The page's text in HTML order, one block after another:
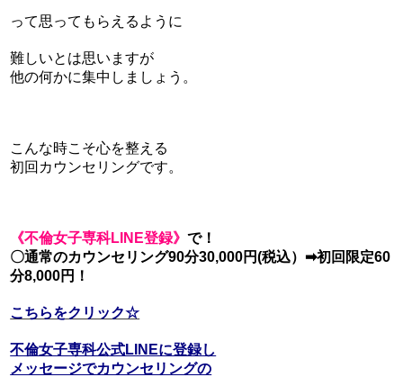
って思ってもらえるように
難しいとは思いますが
他の何かに集中しましょう。
こんな時こそ心を整える
初回カウンセリングです。
《不倫女子専科LIN E登録》で！
〇通常のカウンセリング90分30,000円(税込）➡初回限定60
分8,000円！
こちらをクリック☆
不倫女子専科公式LINEに登録し
メッセージでカウンセリングの